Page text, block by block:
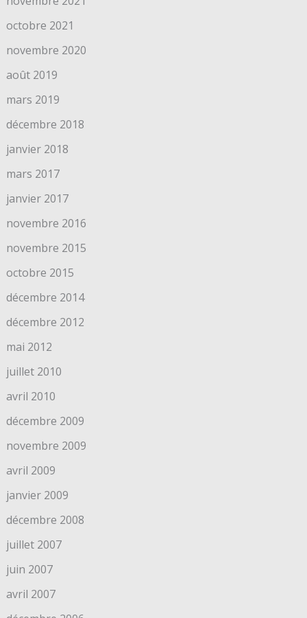
octobre 2021
novembre 2020
août 2019
mars 2019
décembre 2018
janvier 2018
mars 2017
janvier 2017
novembre 2016
novembre 2015
octobre 2015
décembre 2014
décembre 2012
mai 2012
juillet 2010
avril 2010
décembre 2009
novembre 2009
avril 2009
janvier 2009
décembre 2008
juillet 2007
juin 2007
avril 2007